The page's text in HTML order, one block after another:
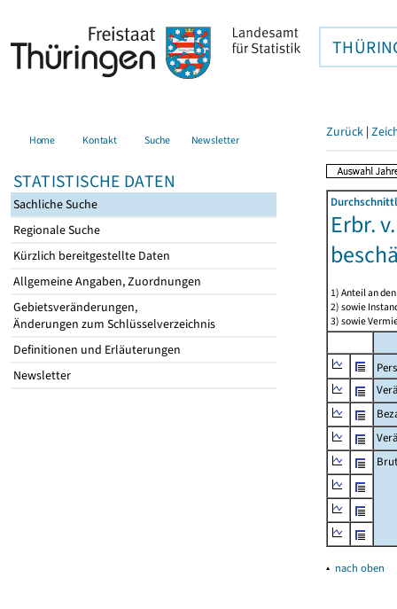
Home Kontakt Suche Newsletter
STATISTISCHE DATEN
Sachliche Suche
Regionale Suche
Kürzlich bereitgestellte Daten
Allgemeine Angaben, Zuordnungen
Gebietsveränderungen,
Änderungen zum Schlüsselverzeichnis
Definitionen und Erläuterungen
Newsletter
Zurück |
Erbr.
1) Anteil an
2) sowie
3) sowie
▴ nach oben